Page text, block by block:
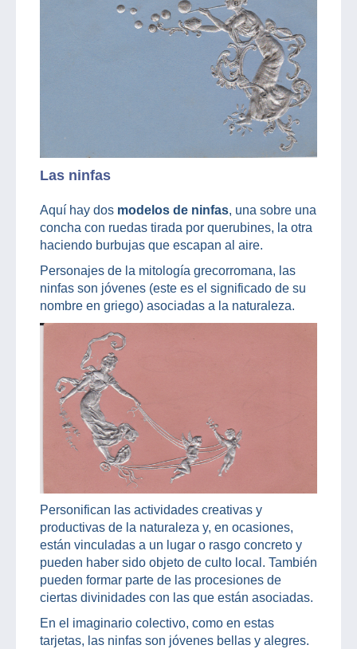
Las ninfas
Aquí hay dos modelos de ninfas, una sobre una
concha con ruedas tirada por querubines, la otra
haciendo burbujas que escapan al aire.
Personajes de la mitología grecorromana, las
ninfas son jóvenes (este es el significado de su
nombre en griego) asociadas a la naturaleza.
Personifican las actividades creativas y
productivas de la naturaleza y, en ocasiones,
están vinculadas a un lugar o rasgo concreto y
pueden haber sido objeto de culto local. También
pueden formar parte de las procesiones de
ciertas divinidades con las que están asociadas.
En el imaginario colectivo, como en estas
tarjetas, las ninfas son jóvenes bellas y alegres.